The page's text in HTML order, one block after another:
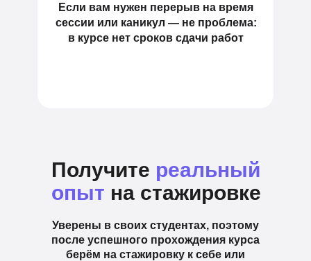
Если вам нужен перерыв на время
сессии или каникул — не проблема:
в курсе нет сроков сдачи работ
Уверены в своих студентах, поэтому
после успешного прохождения курса
берём на стажировку к себе или
Получите реальный
опыт на стажировке